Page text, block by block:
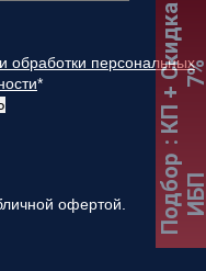
обработки персональных
*
офертой. Подбор
:
К
П
+
С
к
и
д
к
а
7